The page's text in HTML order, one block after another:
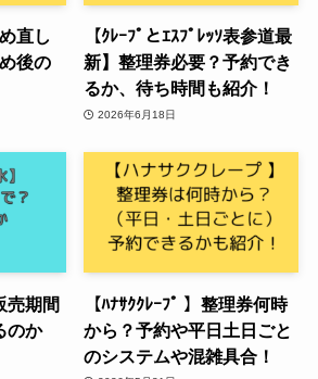
直し
後の
【ｸﾚｰﾌﾟとｴｽﾌﾟﾚｯｿ表参道最
新】整理券必要？予約でき
るか、待ち時間も紹介！
2026年6月18日
売期間
のか
【ﾊﾅｻｸｸﾚｰﾌﾟ 】整理券何時
から？予約や平日土日ごと
のシステムや混雑具合！